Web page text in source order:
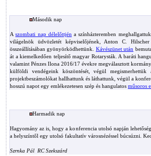
Második nap
Aszombati nap délelőttjén a színházteremben
világelnök üdvözletét képviselőjének, Anton C.
összeállításában gyönyörködhettünk. Kávészünet után
át a kiemelkedően teljesítő magyar Rotarysták. A baráti
valamint Pénzes Ilona 2016/17 évekre megválasztott
külföldi vendégeink köszöntését, végül
projektbeszámolókat hallhattunk és láthattunk, végül a
hosszú napot egy emlékezetesen szép és hangulatos műsoros
Harmadik nap
Hagyomány az is, hogy a konferencia utolsó napján
a helyszíntől egy utolsó fakultatív városnézéssel búcsúzni.
Szrnka Pál  RC Szekszárd